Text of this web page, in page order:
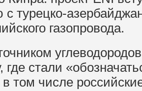
с турецко-
газопровода.
где стали
том числе